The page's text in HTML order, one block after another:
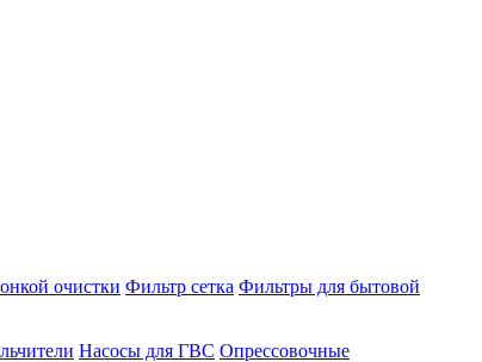
очистки Фильтр сетка Фильтры для бытовой
Насосы для ГВС Опрессовочные